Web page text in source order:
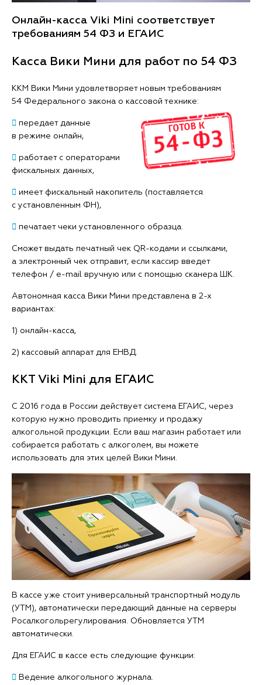
Онлайн-касса Viki Mini соответствует
требованиям 54 ФЗ и ЕГАИС
Касса Вики Мини для работ по 54 ФЗ
ККМ Вики Мини удовлетворяет новым требованиям
54 Федерального закона о кассовой технике:
 передает данные
в режиме онлайн,
 работает с операторами
фискальных данных,
 имеет фискальный накопитель (поставляется
с установленным ФН),
 печатает чеки установленного образца.
Сможет выдать печатный чек QR-кодами и ссылками,
а электронный чек отправит, если кассир введет
телефон / e-mail вручную или с помощью сканера ШК.
Автономная касса Вики Мини представлена в 2-х
вариантах:
1) онлайн-касса,
2) кассовый аппарат для ЕНВД.
ККТ Viki Mini для ЕГАИС
С 2016 года в России действует система ЕГАИС, через
которую нужно проводить приемку и продажу
алкогольной продукции. Если ваш магазин работает или
собирается работать с алкоголем, вы можете
использовать для этих целей Вики Мини.
В кассе уже стоит универсальный транспортный модуль
(УТМ), автоматически передающий данные на серверы
Росалкогольрегулирования. Обновляется УТМ
автоматически.
Для ЕГАИС в кассе есть следующие функции:
 Ведение алкогольного журнала.